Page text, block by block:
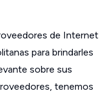
de Internet
para brindarles
sobre sus
tenemos